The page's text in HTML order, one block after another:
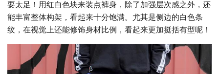
要太足！用红白色块来装点裤身，除了加强层次感之外，还
能丰富整体构架，看起来十分饱满。尤其是侧边的白色条
纹，在视觉上还能修饰身材比例，看起来更加挺括有型呢！